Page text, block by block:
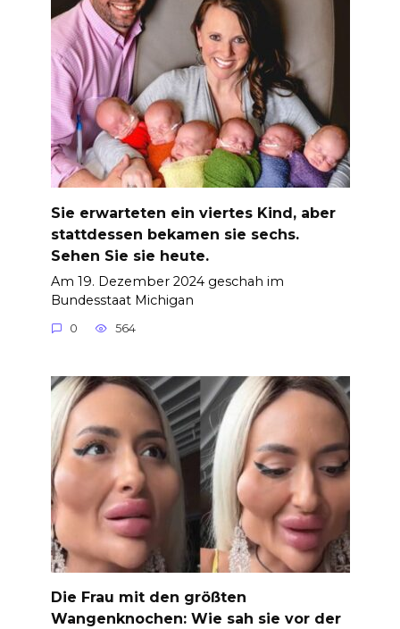
Sie erwarteten ein viertes Kind, aber
stattdessen bekamen sie sechs.
Sehen Sie sie heute.
Am 19. Dezember 2024 geschah im
Bundesstaat Michigan
0 564
Die Frau mit den größten
Wangenknochen: Wie sah sie vor der